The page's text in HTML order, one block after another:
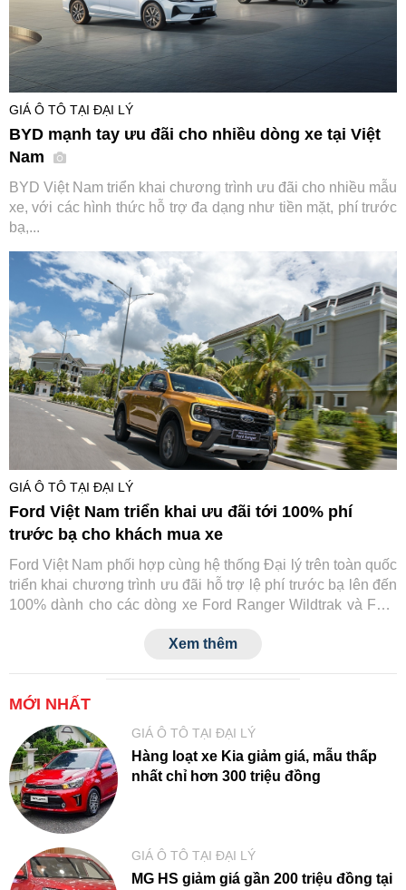
GIÁ Ô TÔ TẠI ĐẠI LÝ
BYD mạnh tay ưu đãi cho nhiều dòng xe tại Việt
Nam
BYD Việt Nam triển khai chương trình ưu đãi cho nhiều mẫu
xe, với các hình thức hỗ trợ đa dạng như tiền mặt, phí trước
bạ,...
GIÁ Ô TÔ TẠI ĐẠI LÝ
Ford Việt Nam triển khai ưu đãi tới 100% phí
trước bạ cho khách mua xe
Ford Việt Nam phối hợp cùng hệ thống Đại lý trên toàn quốc
triển khai chương trình ưu đãi hỗ trợ lệ phí trước bạ lên đến
100% dành cho các dòng xe Ford Ranger Wildtrak và Ford
Xem thêm
MỚI NHẤT
GIÁ Ô TÔ TẠI ĐẠI LÝ
Hàng loạt xe Kia giảm giá, mẫu thấp
nhất chỉ hơn 300 triệu đồng
GIÁ Ô TÔ TẠI ĐẠI LÝ
MG HS giảm giá gần 200 triệu đồng tại